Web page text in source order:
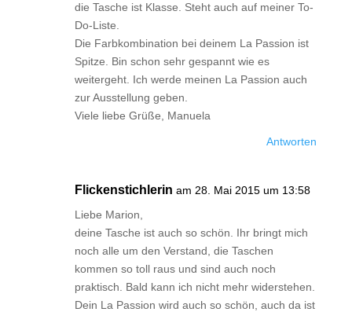
die Tasche ist Klasse. Steht auch auf meiner To-
Do-Liste.
Die Farbkombination bei deinem La Passion ist
Spitze. Bin schon sehr gespannt wie es
weitergeht. Ich werde meinen La Passion auch
zur Ausstellung geben.
Viele liebe Grüße, Manuela
Antworten
Flickenstichlerin am 28. Mai 2015 um 13:58
Liebe Marion,
deine Tasche ist auch so schön. Ihr bringt mich
noch alle um den Verstand, die Taschen
kommen so toll raus und sind auch noch
praktisch. Bald kann ich nicht mehr widerstehen.
Dein La Passion wird auch so schön, auch da ist